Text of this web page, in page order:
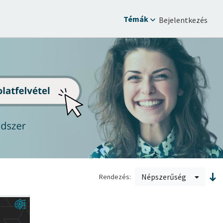
Témák Bejelentkezés
Rendezés: Népszerűség